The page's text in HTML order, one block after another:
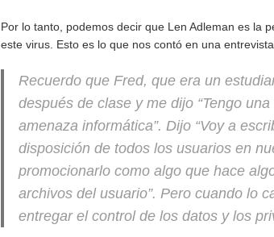
Por lo tanto, podemos decir que Len Adleman es la
este virus. Esto es lo que nos contó en una
Recuerdo que Fred, que era un
después de clase y me dijo “Tengo
amenaza informática”. Dijo “Voy a
disposición de todos los usuarios en
promocionarlo como algo que hace
archivos del usuario”. Pero cuando lo
entregar el control de los datos y los